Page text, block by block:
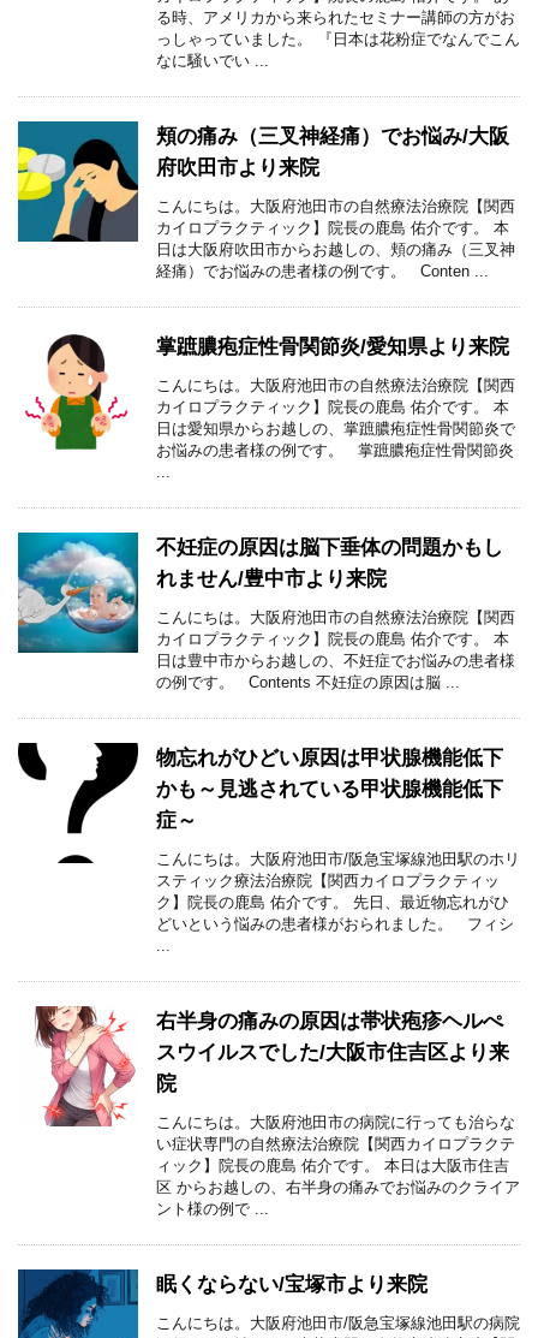
る時、アメリカから来られたセミナー講師の方がお
っしゃっていました。 『日本は花粉症でなんでこん
なに騒いでい ...
頬の痛み（三叉神経痛）でお悩み/大阪
府吹田市より来院
こんにちは。大阪府池田市の自然療法治療院【関西
カイロプラクティック】院長の鹿島 佑介です。 本
日は大阪府吹田市からお越しの、頬の痛み（三叉神
経痛）でお悩みの患者様の例です。 Conten ...
掌蹠膿疱症性骨関節炎/愛知県より来院
こんにちは。大阪府池田市の自然療法治療院【関西
カイロプラクティック】院長の鹿島 佑介です。 本
日は愛知県からお越しの、掌蹠膿疱症性骨関節炎で
お悩みの患者様の例です。 掌蹠膿疱症性骨関節炎
...
不妊症の原因は脳下垂体の問題かもし
れません/豊中市より来院
こんにちは。大阪府池田市の自然療法治療院【関西
カイロプラクティック】院長の鹿島 佑介です。 本
日は豊中市からお越しの、不妊症でお悩みの患者様
の例です。 Contents 不妊症の原因は脳 ...
物忘れがひどい原因は甲状腺機能低下
かも～見逃されている甲状腺機能低下
症～
こんにちは。大阪府池田市/阪急宝塚線池田駅のホリ
スティック療法治療院【関西カイロプラクティッ
ク】院長の鹿島 佑介です。 先日、最近物忘れがひ
どいという悩みの患者様がおられました。 フィシ
...
右半身の痛みの原因は帯状疱疹ヘルぺ
スウイルスでした/大阪市住吉区より来
院
こんにちは。大阪府池田市の病院に行っても治らな
い症状専門の自然療法治療院【関西カイロプラクテ
ィック】院長の鹿島 佑介です。 本日は大阪市住吉
区 からお越しの、右半身の痛みでお悩みのクライア
ント様の例で ...
眠くならない/宝塚市より来院
こんにちは。大阪府池田市/阪急宝塚線池田駅の病院